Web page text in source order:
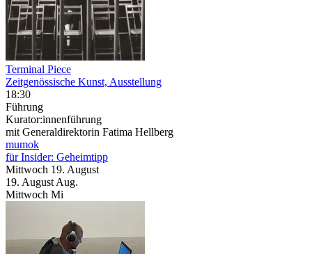
Terminal Piece
Zeitgenössische Kunst, Ausstellung
18:30
Führung
Kurator:innenführung
mit Generaldirektorin Fatima Hellberg
mumok
für Insider: Geheimtipp
Mittwoch 19. August
19. August Aug.
Mittwoch Mi